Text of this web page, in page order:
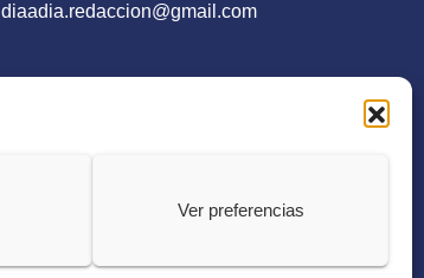
Ver preferencias
diaadia.redaccion@gmail.com